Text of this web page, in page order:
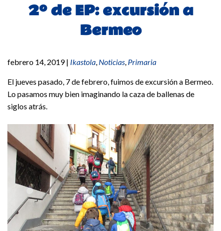
2º de EP: excursión a
Bermeo
febrero 14, 2019| Ikastola, Noticias, Primaria
El jueves pasado, 7 de febrero, fuimos de excursión a Bermeo.
Lo pasamos muy bien imaginando la caza de ballenas de
siglos atrás.